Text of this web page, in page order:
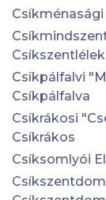
Csíkszentlélek
Csíkpálfalvi
Csíkpálfalva
Csíkrákosi
Csíkrákos
Csíksomlyói